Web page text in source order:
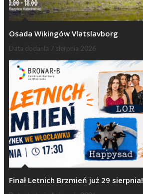
Osada Wikingów Vlatslavborg
Data dodania 7 sierpnia 2026
Finał Letnich Brzmień już 29 sierpnia!